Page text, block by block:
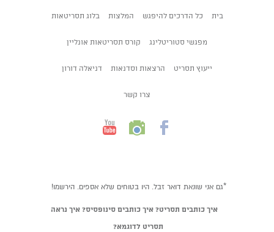
בית כל הדרכים להיפגש המלצות בלוג תסריטאות
מפגשי סטוריטלינג קורס תסריטאות אונליין
ייעוץ תסריט הרצאות וסדנאות דניאלה דורון
צרו קשר
*גם אני שונאת דואר זבל. היו בטוחים שלא אספים. הירשמו!
איך כותבים תסריט? איך כותבים סינופסיס? איך נראה
תסריט לדוגמא?